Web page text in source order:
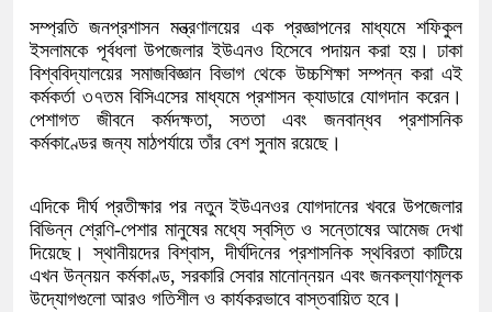
​সম্প্রতি জনপ্রশাসন মন্ত্রণালয়ের এক প্রজ্ঞাপনের মাধ্যমে শফিকুল
ইসলামকে পূর্বধলা উপজেলার ইউএনও হিসেবে পদায়ন করা হয়। ঢাকা
বিশ্ববিদ্যালয়ের সমাজবিজ্ঞান বিভাগ থেকে উচ্চশিক্ষা সম্পন্ন করা এই
কর্মকর্তা ৩৭তম বিসিএসের মাধ্যমে প্রশাসন ক্যাডারে যোগদান করেন।
পেশাগত জীবনে কর্মদক্ষতা, সততা এবং জনবান্ধব প্রশাসনিক
কর্মকাণ্ডের জন্য মাঠপর্যায়ে তাঁর বেশ সুনাম রয়েছে।
এদিকে দীর্ঘ প্রতীক্ষার পর নতুন ইউএনওর যোগদানের খবরে উপজেলার
বিভিন্ন শ্রেণি-পেশার মানুষের মধ্যে স্বস্তি ও সন্তোষের আমেজ দেখা
দিয়েছে। স্থানীয়দের বিশ্বাস, দীর্ঘদিনের প্রশাসনিক স্থবিরতা কাটিয়ে
এখন উন্নয়ন কর্মকাণ্ড, সরকারি সেবার মানোন্নয়ন এবং জনকল্যাণমূলক
উদ্যোগগুলো আরও গতিশীল ও কার্যকরভাবে বাস্তবায়িত হবে।